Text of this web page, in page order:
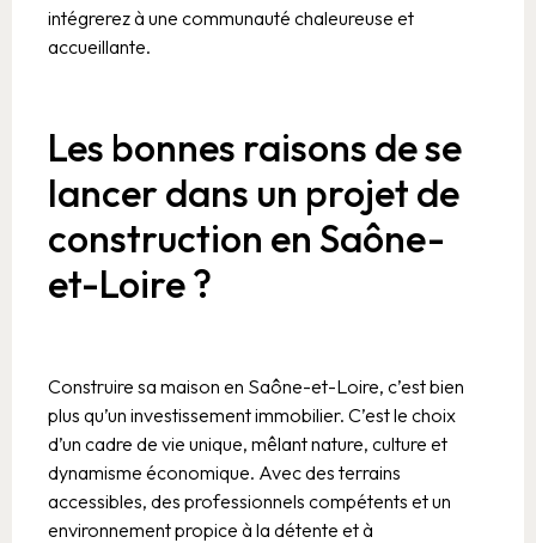
intégrerez à une communauté chaleureuse et
accueillante.
Les bonnes raisons de se
lancer dans un projet de
construction en Saône-
et-Loire ?
Construire sa maison en Saône-et-Loire, c’est bien
plus qu’un investissement immobilier. C’est le choix
d’un cadre de vie unique, mêlant nature, culture et
dynamisme économique. Avec des terrains
accessibles, des professionnels compétents et un
environnement propice à la détente et à